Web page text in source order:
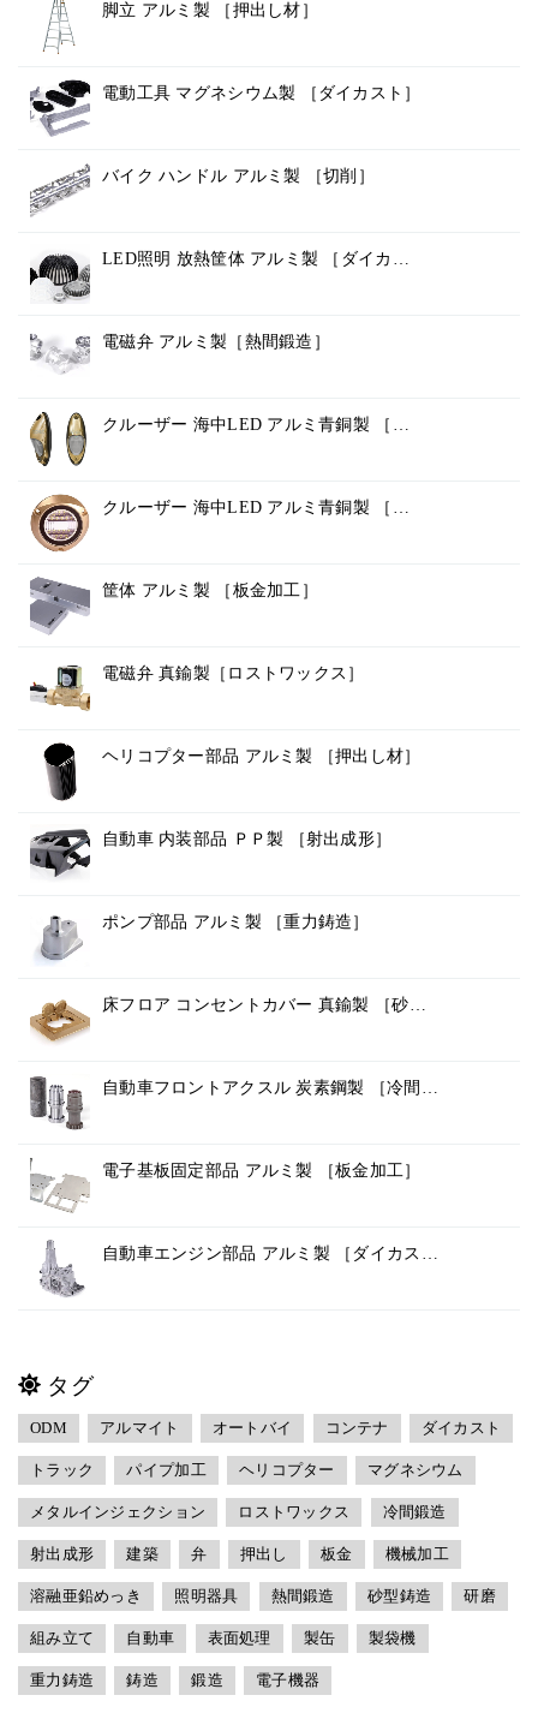
脚立 アルミ製 ［押出し材］
電動工具 マグネシウム製 ［ダイカスト］
バイク ハンドル アルミ製 ［切削］
LED照明 放熱筐体 アルミ製 ［ダイカ…
電磁弁 アルミ製［熱間鍛造］
クルーザー 海中LED アルミ青銅製 ［…
クルーザー 海中LED アルミ青銅製 ［…
筐体 アルミ製 ［板金加工］
電磁弁 真鍮製［ロストワックス］
ヘリコプター部品 アルミ製 ［押出し材］
自動車 内装部品 ＰＰ製 ［射出成形］
ポンプ部品 アルミ製 ［重力鋳造］
床フロア コンセントカバー 真鍮製 ［砂…
自動車フロントアクスル 炭素鋼製 ［冷間…
電子基板固定部品 アルミ製 ［板金加工］
自動車エンジン部品 アルミ製 ［ダイカス…
タグ
ODM アルマイト オートバイ コンテナ ダイカスト
トラック パイプ加工 ヘリコプター マグネシウム
メタルインジェクション ロストワックス 冷間鍛造
射出成形 建築 弁 押出し 板金 機械加工
溶融亜鉛めっき 照明器具 熱間鍛造 砂型鋳造 研磨
組み立て 自動車 表面処理 製缶 製袋機
重力鋳造 鋳造 鍛造 電子機器